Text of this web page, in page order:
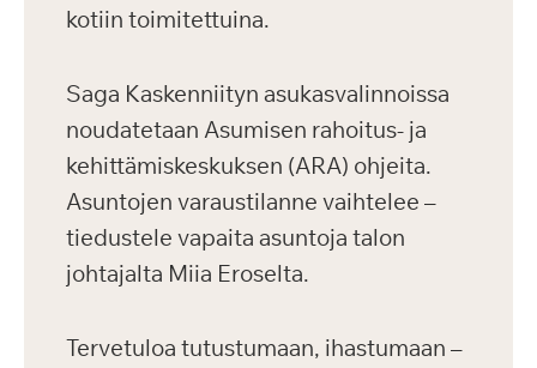
kotiin toimitettuina.
Saga Kaskenniityn asukasvalinnoissa
noudatetaan Asumisen rahoitus- ja
kehittämiskeskuksen (ARA) ohjeita.
Asuntojen varaustilanne vaihtelee –
tiedustele vapaita asuntoja talon
johtajalta Miia Eroselta.
Tervetuloa tutustumaan, ihastumaan –